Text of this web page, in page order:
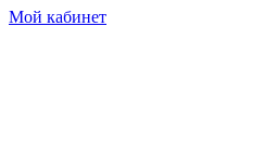
Мой кабинет